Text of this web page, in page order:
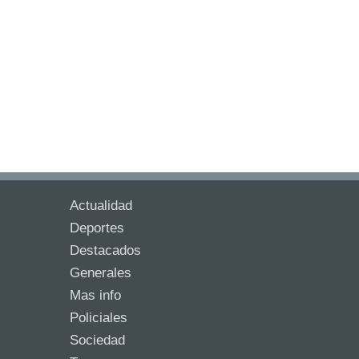
Actualidad
Deportes
Destacados
Generales
Mas info
Policiales
Sociedad